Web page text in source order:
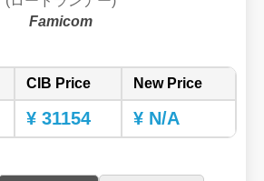
Famicom
CIB Price New Price
¥ 31154 ¥ N/A